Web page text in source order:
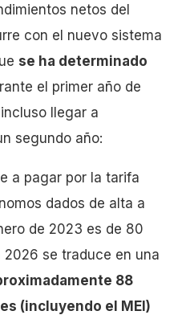
netos del
con el nuevo sistema
se ha determinado
el primer año de
llegar a
segundo año:
a pagar por la tarifa
dados de alta a
de 2023 es de 80
2026 se traduce en una
88
(incluyendo el MEI)